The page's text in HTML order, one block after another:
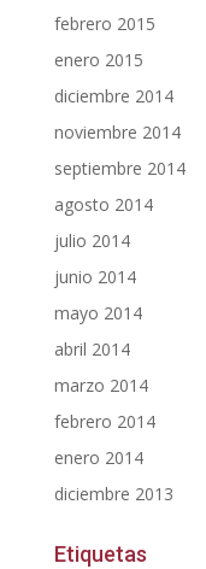
febrero 2015
enero 2015
diciembre 2014
noviembre 2014
septiembre 2014
agosto 2014
julio 2014
junio 2014
mayo 2014
abril 2014
marzo 2014
febrero 2014
enero 2014
diciembre 2013
Etiquetas